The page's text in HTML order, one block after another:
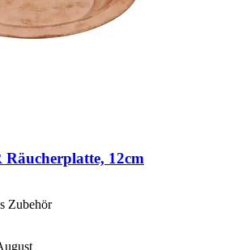
12cm
Zubehör